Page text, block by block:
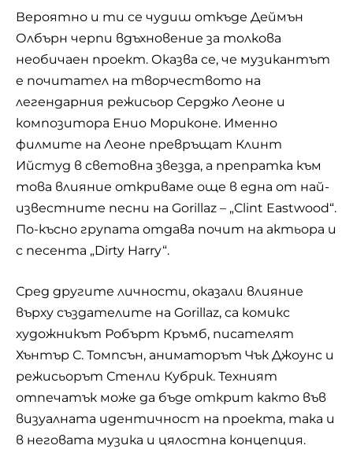
Вероятно и ти се чудиш откъде Деймън
Олбърн черпи вдъхновение за толкова
необичаен проект. Оказва се, че музикантът
е почитател на творчеството на
легендарния режисьор Серджо Леоне и
композитора Енио Мориконе. Именно
филмите на Леоне превръщат Клинт
Ийстуд в световна звезда, а препратка към
това влияние откриваме още в една от най-
известните песни на Gorillaz – „Clint Eastwood“.
По-късно групата отдава почит на актьора и
с песента „Dirty Harry“.
Сред другите личности, оказали влияние
върху създателите на Gorillaz, са комикс
художникът Робърт Кръмб, писателят
Хънтър С. Томпсън, аниматорът Чък Джоунс и
режисьорът Стенли Кубрик. Техният
отпечатък може да бъде открит както във
визуалната идентичност на проекта, така и
в неговата музика и цялостна концепция.